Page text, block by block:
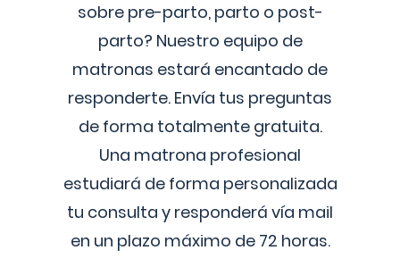
sobre pre-parto, parto o post-
parto? Nuestro equipo de
matronas estará encantado de
responderte. Envía tus preguntas
de forma totalmente gratuita.
Una matrona profesional
estudiará de forma personalizada
tu consulta y responderá vía mail
en un plazo máximo de 72 horas.